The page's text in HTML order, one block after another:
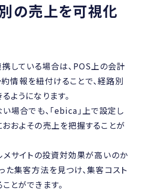
の売上を可視化
携している場合は、POS上の会計
情報を紐付けることで、経路別
ようになります。
場合でも、「ebica」上で設定し
およその売上を把握することが
メサイトの投資対効果が高いのか
た集客方法を見つけ、集客コスト
とができます。